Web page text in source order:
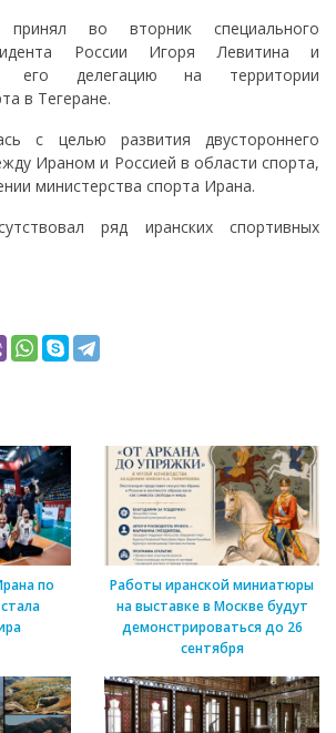
во вторник специального
России Игоря Левитина и
его делегацию на территории
в Тегеране.
с целью развития двустороннего
Ираном и Россией в области спорта,
министерства спорта Ирана.
ряд иранских спортивных
по
Работы иранской миниатюры
на выставке в Москве будут
демонстрироваться до 26
сентября